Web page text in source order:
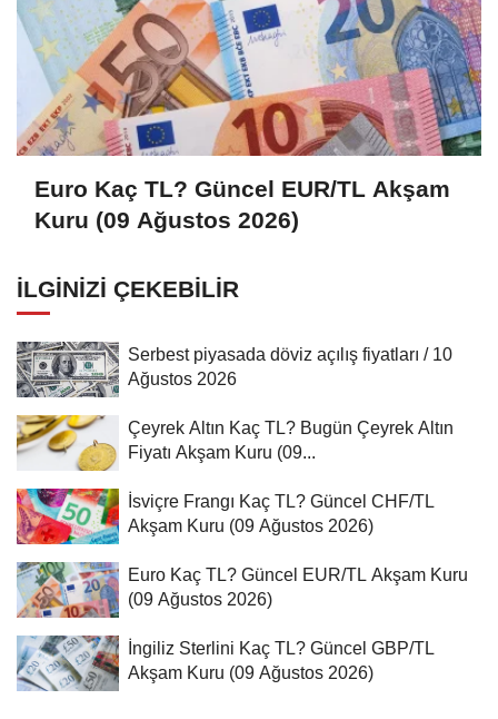
Euro Kaç TL? Güncel EUR/TL Akşam
Kuru (09 Ağustos 2026)
İLGINIZI ÇEKEBILIR
Serbest piyasada döviz açılış fiyatları / 10
Ağustos 2026
Çeyrek Altın Kaç TL? Bugün Çeyrek Altın
Fiyatı Akşam Kuru (09...
İsviçre Frangı Kaç TL? Güncel CHF/TL
Akşam Kuru (09 Ağustos 2026)
Euro Kaç TL? Güncel EUR/TL Akşam Kuru
(09 Ağustos 2026)
İngiliz Sterlini Kaç TL? Güncel GBP/TL
Akşam Kuru (09 Ağustos 2026)